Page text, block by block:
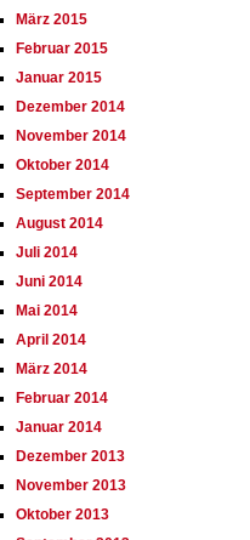
März 2015
Februar 2015
Januar 2015
Dezember 2014
November 2014
Oktober 2014
September 2014
August 2014
Juli 2014
Juni 2014
Mai 2014
April 2014
März 2014
Februar 2014
Januar 2014
Dezember 2013
November 2013
Oktober 2013